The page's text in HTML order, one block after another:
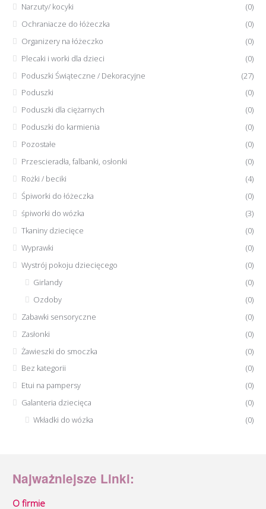
Narzuty/ kocyki
(0)
Ochraniacze do łóżeczka
(0)
Organizery na łóżeczko
(0)
Plecaki i worki dla dzieci
(0)
Poduszki Świąteczne / Dekoracyjne
(27)
Poduszki
(0)
Poduszki dla ciężarnych
(0)
Poduszki do karmienia
(0)
Pozostałe
(0)
Przescieradła, falbanki, osłonki
(0)
Rożki / beciki
(4)
Śpiworki do łóżeczka
(0)
śpiworki do wózka
(3)
Tkaniny dziecięce
(0)
Wyprawki
(0)
Wystrój pokoju dziecięcego
(0)
Girlandy
(0)
Ozdoby
(0)
Zabawki sensoryczne
(0)
Zasłonki
(0)
Żawieszki do smoczka
(0)
Bez kategorii
(0)
Etui na pampersy
(0)
Galanteria dziecięca
(0)
Wkładki do wózka
(0)
Najważniejsze Linki:
O firmie